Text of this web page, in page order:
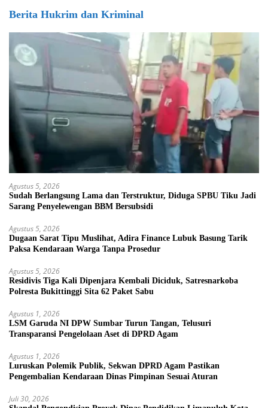
Berita Hukrim dan Kriminal
Agustus 5, 2026
Sudah Berlangsung Lama dan Terstruktur, Diduga SPBU Tiku Jadi
Sarang Penyelewengan BBM Bersubsidi
Agustus 5, 2026
Dugaan Sarat Tipu Muslihat, Adira Finance Lubuk Basung Tarik
Paksa Kendaraan Warga Tanpa Prosedur
Agustus 5, 2026
Residivis Tiga Kali Dipenjara Kembali Diciduk, Satresnarkoba
Polresta Bukittinggi Sita 62 Paket Sabu
Agustus 1, 2026
LSM Garuda NI DPW Sumbar Turun Tangan, Telusuri
Transparansi Pengelolaan Aset di DPRD Agam
Agustus 1, 2026
Luruskan Polemik Publik, Sekwan DPRD Agam Pastikan
Pengembalian Kendaraan Dinas Pimpinan Sesuai Aturan
Juli 30, 2026